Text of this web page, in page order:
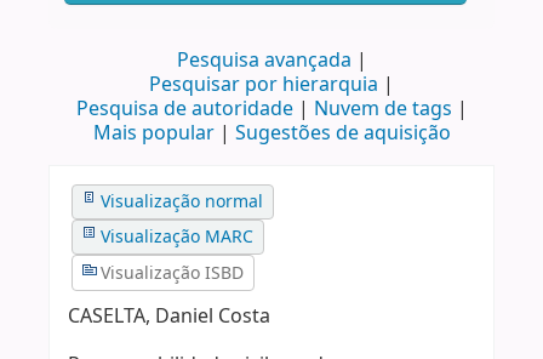
Pesquisa avançada
Pesquisar por hierarquia
Pesquisa de autoridade
Nuvem de tags
Mais popular
Sugestões de aquisição
Visualização normal
Visualização MARC
Visualização ISBD
CASELTA, Daniel Costa